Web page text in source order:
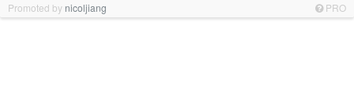
Promoted by nicoljiang PRO